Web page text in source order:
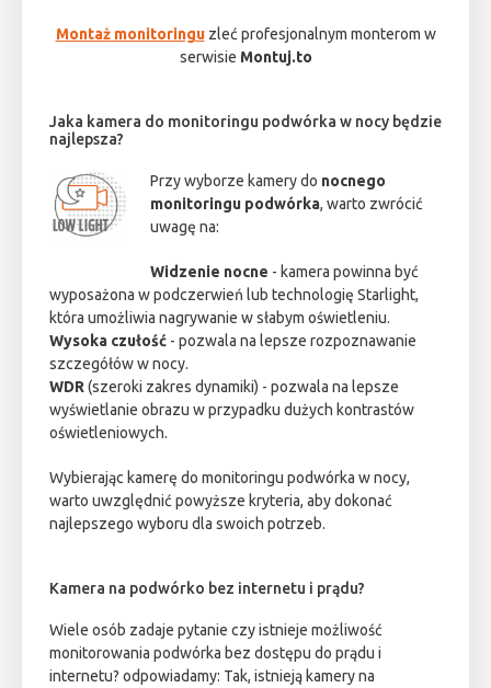
Montaż monitoringuzleć profesjonalnym monterom w
serwisie Montuj.to
Jaka kamera do monitoringu podwórka w nocy będzie
najlepsza?
Przy wyborze kamery do nocnego
monitoringu podwórka, warto zwrócić
uwagę na:
Widzenie nocne - kamera powinna być
wyposażona w podczerwień lub technologię Starlight,
która umożliwia nagrywanie w słabym oświetleniu.
Wysoka czułość - pozwala na lepsze rozpoznawanie
szczegółów w nocy.
WDR (szeroki zakres dynamiki) - pozwala na lepsze
wyświetlanie obrazu w przypadku dużych kontrastów
oświetleniowych.
Wybierając kamerę do monitoringu podwórka w nocy,
warto uwzględnić powyższe kryteria, aby dokonać
najlepszego wyboru dla swoich potrzeb.
Kamera na podwórko bez internetu i prądu?
Wiele osób zadaje pytanie czy istnieje możliwość
monitorowania podwórka bez dostępu do prądu i
internetu? odpowiadamy: Tak, istnieją kamery na